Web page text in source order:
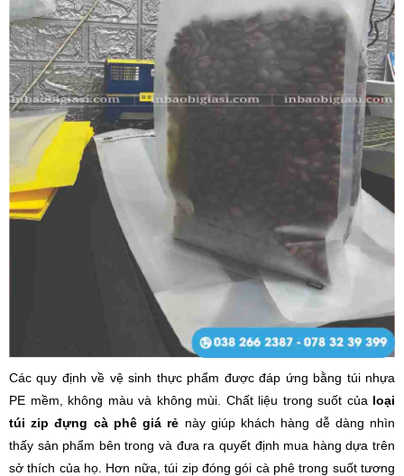
Các quy định về vệ sinh thực phẩm được đáp ứng bằng túi nhựa
PE mềm, không màu và không mùi. Chất liệu trong suốt của loại
túi zip đựng cà phê giá rẻ này giúp khách hàng dễ dàng nhìn
thấy sản phẩm bên trong và đưa ra quyết định mua hàng dựa trên
sở thích của họ. Hơn nữa, túi zip đóng gói cà phê trong suốt tương